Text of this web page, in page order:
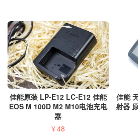
佳能原装 LP-E12 LC-E12 佳能
EOS M 100D M2 M10电池充电
器
¥48
佳能
射器